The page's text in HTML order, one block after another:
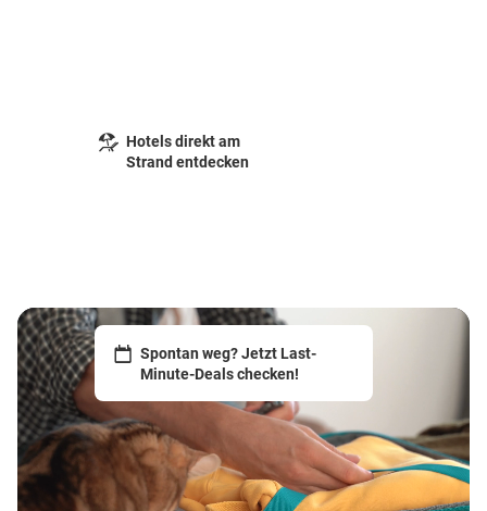
Hotels direkt am
Strand entdecken
Spontan weg? Jetzt Last-
Minute-Deals checken!